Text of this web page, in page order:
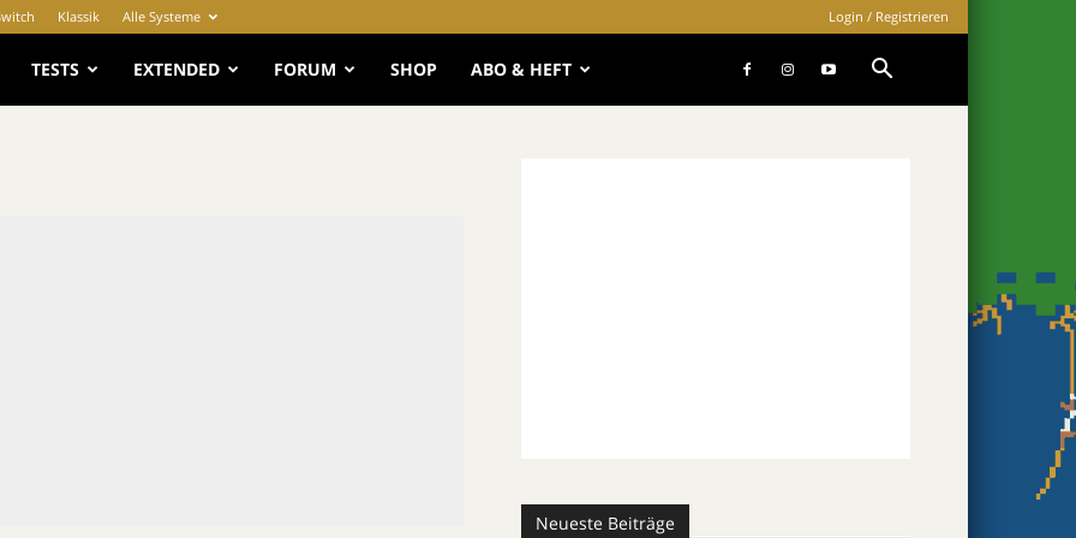
Klassik Alle Systeme Login / Registrieren
TESTS EXTENDED FORUM SHOP ABO & HEFT
Neueste Beiträge